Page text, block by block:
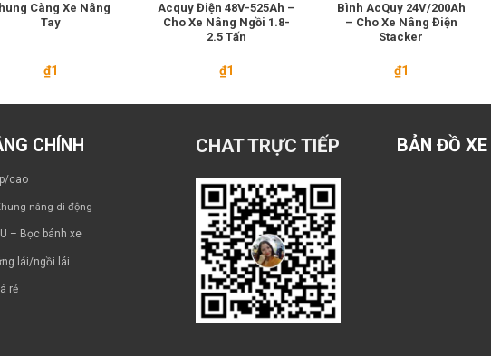
Càng Xe Nâng
Tay
₫1
Acquy Điện 48V-525Ah –
Cho Xe Nâng Ngồi 1.8-
2.5 Tấn
₫1
Bình AcQuy 24V/200Ah
– Cho Xe Nâng Điện
Stacker
₫1
CHÍNH
cao
nâng di động
– Bọc bánh xe
lái/ngồi lái
rẻ
CHAT TRỰC TIẾP BẢN ĐỒ